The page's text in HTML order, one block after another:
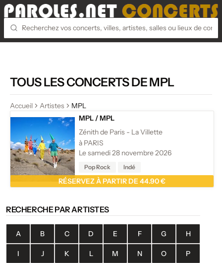
TOUS LES CONCERTS DE MPL
Accueil Artistes
MPL
MPL /MPL
Zénith de Paris - La Villette
à PARIS
Le samedi 28 novembre 2026
Pop Rock Indé
RÉSERVEZ À PARTIR DE 44.90 €
RECHERCHE PAR ARTISTES
A B C D E F G H
I J K L M N O P